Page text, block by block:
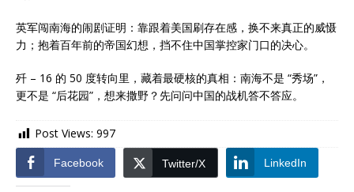
英军闯南海的闹剧证明：靠跟着美国刷存在感，换不来真正的威慑
力；抱着百年前的帝国幻想，挡不住中国掌控家门口的决心。
歼 – 16 的 50 度转向里，藏着最硬核的真相：南海不是 “秀场”，
更不是 “后花园”，想来撒野？先问问中国的战机答不答应。
Post Views: 997
Facebook Twitter/X LinkedIn